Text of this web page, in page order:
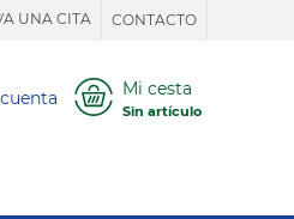
UNA CITA CONTACTO
Mi cesta
Sin artículo